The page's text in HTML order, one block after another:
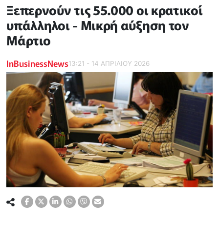
Ξεπερνούν τις 55.000 οι κρατικοί
υπάλληλοι - Μικρή αύξηση τον
Μάρτιο
InBusinessNews13:21 - 14 ΑΠΡΙΛΙΟΥ 2026